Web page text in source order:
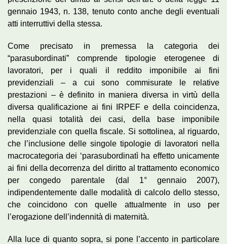
gennaio 1943, n. 138, tenuto conto anche degli eventuali
atti interruttivi della stessa.
Come precisato in premessa la categoria dei
“parasubordinati” comprende tipologie eterogenee di
lavoratori, per i quali il reddito imponibile ai fini
previdenziali – a cui sono commisurate le relative
prestazioni – è definito in maniera diversa in virtù della
diversa qualificazione ai fini IRPEF e della coincidenza,
nella quasi totalità dei casi, della base imponibile
previdenziale con quella fiscale. Si sottolinea, al riguardo,
che l’inclusione delle singole tipologie di lavoratori nella
macrocategoria dei ‘parasubordinatì ha effetto unicamente
ai fini della decorrenza del diritto al trattamento economico
per congedo parentale (dal 1° gennaio 2007),
indipendentemente dalle modalità di calcolo dello stesso,
che coincidono con quelle attualmente in uso per
l’erogazione dell’indennità di maternità.
Alla luce di quanto sopra, si pone l’accento in particolare